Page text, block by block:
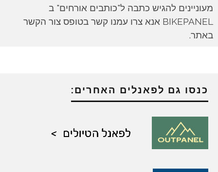
מעוניינים להגיש כתבה ל"כותבים אורחים" ב
BIKEPANEL אנא צרו עמנו קשר בטופס צור הקשר
באתר.
כנסו גם לפאנלים האחרים: